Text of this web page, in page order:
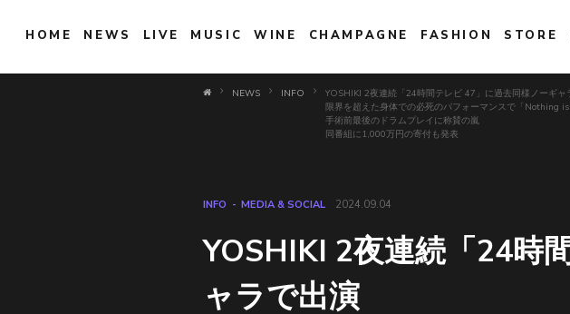
HOME NEWS LIVE MUSIC WINE CHAMPAGNE FASHION STORE
NEWS INFO
YOSHIKI 2夜連続「24時間テレビ 47」に過去同様ノーギャ
限界を超えた身体での必死のパフォーマンスで「Nothing
手術前最後のドラムプレイに称賛の嵐
同番組に1,000万円の寄付も発表
INFO MEDIA & SOCIAL 2024.09.04
YOSHIKI 2夜連続「24時
ャラで出演